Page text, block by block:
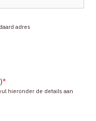
adres
*
hieronder de details aan